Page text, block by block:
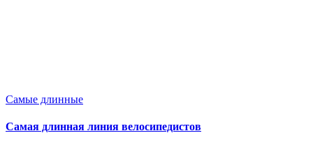
Опубликовано
Самые длинные
Самая длинная линия велосипедистов